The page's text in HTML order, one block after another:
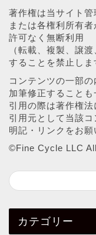
著作権は当サイト管
または各権利所有者
許可なく無断利用
（転載、複製、譲渡
することを禁止しま
コンテンツの一部の
加筆修正することも
引用の際は著作権法
引用元として当該
明記・リンクをお願
©︎Fine Cycle LLC
カテゴリー